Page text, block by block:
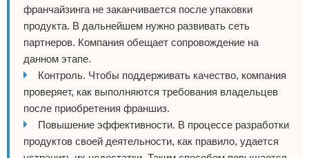
франчайзинга не заканчивается после упаковки
продукта. В дальнейшем нужно развивать сеть
партнеров. Компания обещает сопровождение на
данном этапе.
Контроль. Чтобы поддерживать качество, компания
проверяет, как выполняются требования владельцев
после приобретения франшиз.
Повышение эффективности. В процессе разработки
продуктов своей деятельности, как правило, удается